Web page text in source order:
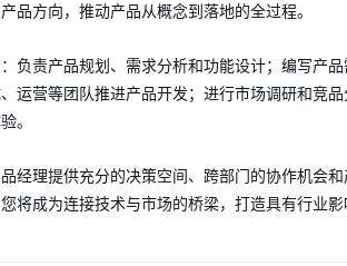
品方向，推动产品从概念到落地的全过程。
负责产品规划、需求分析和功能设计；编写产
运营等团队推进产品开发；进行市场调研和竞
。
经理提供充分的决策空间、跨部门的协作机会
将成为连接技术与市场的桥梁，打造具有行业